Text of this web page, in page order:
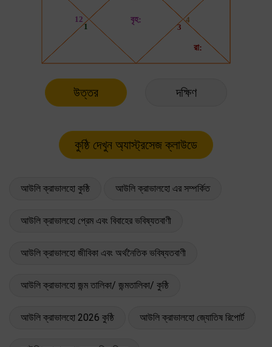
উত্তর দক্ষিণ
আউলি ক্রাভালহো কুষ্ঠি আউলি ক্রাভালহো এর সম্পর্কিত
আউলি ক্রাভালহো প্রেম এবং বিবাহের ভবিষ্যতবাণী
আউলি ক্রাভালহো জীবিকা এবং অর্থনৈতিক ভবিষ্যতবাণী
আউলি ক্রাভালহো জন্ম তালিকা/ জন্মতালিকা/ কুষ্ঠি
আউলি ক্রাভালহো 2026 কুষ্ঠি আউলি ক্রাভালহো জ্যোতিষ রিপোর্ট